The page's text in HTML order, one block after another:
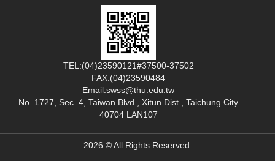
TEL:(04)23590121#37500-37502
FAX:(04)23590484
Email:swss@thu.edu.tw
No. 1727, Sec. 4, Taiwan Blvd., Xitun Dist., Taichung City
40704 LAN107
2026 © All Rights Reserved.